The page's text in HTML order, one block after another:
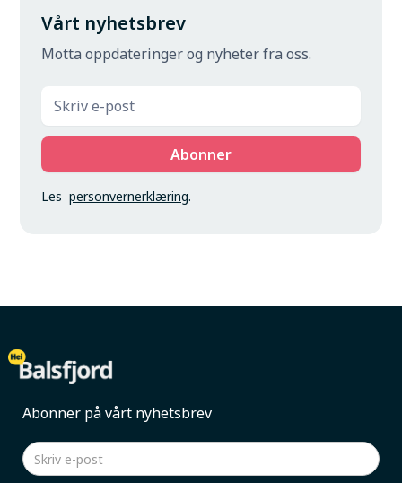
Vårt nyhetsbrev
Motta oppdateringer og nyheter fra oss.
Lespersonvernerklæring.
Abonner på vårt nyhetsbrev